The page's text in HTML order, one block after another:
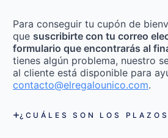
Para conseguir tu cupón de
que suscribirte con tu correo
formulario que encontrarás al
tienes algún problema, nuestro
al cliente está disponible para
contacto@elregalounico.com.
¿CUÁLES SON LOS